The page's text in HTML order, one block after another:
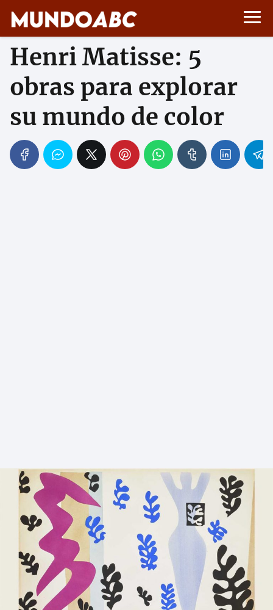
Henri Matisse: 5
obras para explorar
su mundo de color